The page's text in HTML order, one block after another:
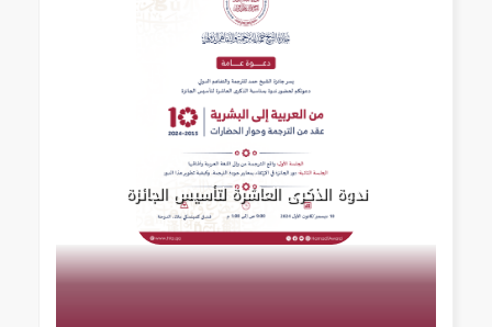
ندوة الذكرى العاشرة لتأسيس الجائزة